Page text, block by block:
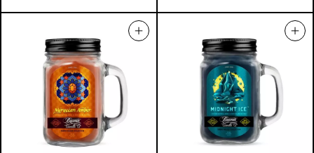
נר ארומטי | Menage A Mela
Trois
החל מ- ₪40
גודל:
s
l
הוסף לעגלה
נר מנטרל ריח | Michigan Peach
Tree
החל מ- ₪40
גודל:
s
l
הוסף לעגלה